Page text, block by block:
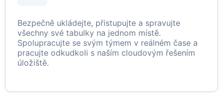
Bezpečně ukládejte, přistupujte a spravujte
všechny své tabulky na jednom místě.
Spolupracujte se svým týmem v reálném čase a
pracujte odkudkoli s naším cloudovým řešením
úložiště.